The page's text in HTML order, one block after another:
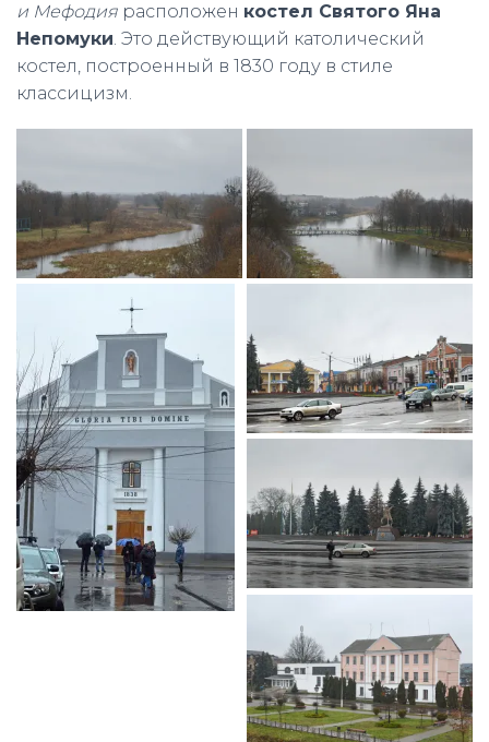
и Мефодия расположен костел Святого Яна
Непомуки. Это действующий католический
костел, построенный в 1830 году в стиле
классицизм.